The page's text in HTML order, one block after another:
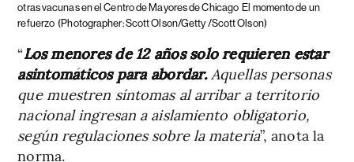
otras vacunas en el Centro de Mayores de Chicago El momento de un
refuerzo (Photographer: Scott Olson/Getty /Scott Olson)
“Los menores de 12 años solo requieren estar
asintomáticos para abordar.Aquellas personas
que muestren síntomas al arribar a territorio
nacional ingresan a aislamiento obligatorio,
según regulaciones sobre la materia”, anota la
norma.